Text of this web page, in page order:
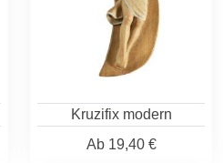
Kruzifix modern
Ab19,40 €